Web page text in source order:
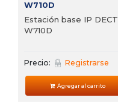
W710D
Estación base IP DECT
W710D
Precio: Registrarse
Agregar al carrito